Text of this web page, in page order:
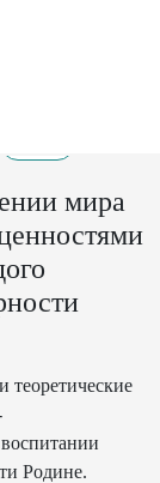
мира
теоретические
Родине.